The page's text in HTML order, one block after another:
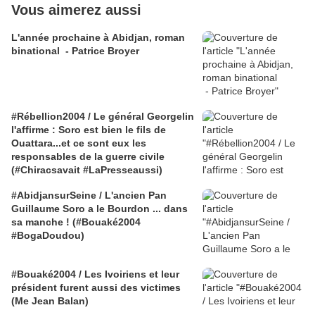
Vous aimerez aussi
L'année prochaine à Abidjan, roman
binational - Patrice Broyer
#Rébellion2004 / Le général Georgelin
l'affirme : Soro est bien le fils de
Ouattara...et ce sont eux les
responsables de la guerre civile
(#Chiracsavait #LaPresseaussi)
#AbidjansurSeine / L'ancien Pan
Guillaume Soro a le Bourdon ... dans
sa manche ! (#Bouaké2004
#BogaDoudou)
#Bouaké2004 / Les Ivoiriens et leur
président furent aussi des victimes
(Me Jean Balan)